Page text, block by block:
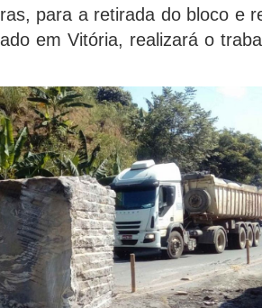
para a retirada do bloco e
em Vitória, realizará o